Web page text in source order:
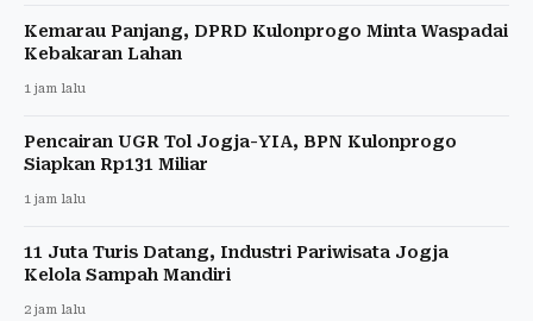
Kemarau Panjang, DPRD Kulonprogo Minta Waspadai
Kebakaran Lahan
1 jam lalu
Pencairan UGR Tol Jogja-YIA, BPN Kulonprogo
Siapkan Rp131 Miliar
1 jam lalu
11 Juta Turis Datang, Industri Pariwisata Jogja
Kelola Sampah Mandiri
2 jam lalu